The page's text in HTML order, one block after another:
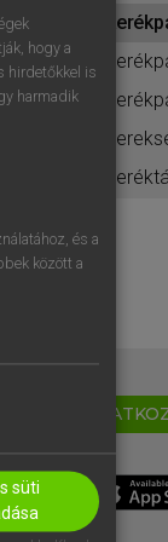
hogy a
hirdetőkkel is
harmadik
és a
között a
süti